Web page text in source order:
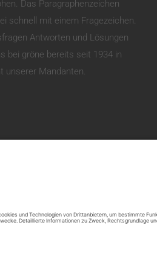
Das Paragraphenzeichen
schnell mit einem Fragezeichen.
Antworten und Lösungen
bei gröne bereits seit 1934 in
unserer Mandanten.